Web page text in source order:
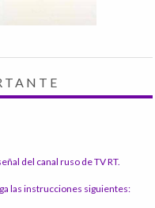
del canal ruso de TV RT.
las instrucciones siguientes: